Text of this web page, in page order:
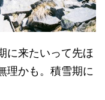
に来たいって先ほ
理かも。積雪期に